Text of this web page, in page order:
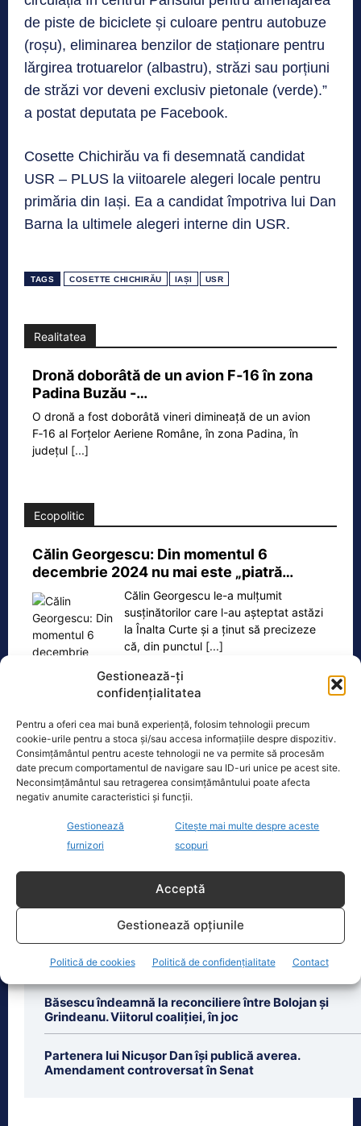
Gestionează-ți
confidențialitatea
Pentru a oferi cea mai bună experiență, folosim tehnologii precum
cookie-urile pentru a stoca și/sau accesa informațiile despre dispozitiv.
Consimțământul pentru aceste tehnologii ne va permite să procesăm
date precum comportamentul de navigare sau ID-uri unice pe acest site.
Neconsimțământul sau retragerea consimțământului poate afecta
negativ anumite caracteristici și funcții.
Gestionează
furnizori
Citește mai multe despre aceste
scopuri
Acceptă
Gestionează opțiunile
Politică de cookies Politică de confidențialitate Contact
de piste de biciclete și culoare pentru autobuze
(roșu), eliminarea benzilor de staționare pentru
lărgirea trotuarelor (albastru), străzi sau porțiuni
de străzi vor deveni exclusiv pietonale (verde).”
a postat deputata pe Facebook.
Cosette Chichirău va fi desemnată candidat
USR – PLUS la viitoarele alegeri locale pentru
primăria din Iași. Ea a candidat împotriva lui Dan
Barna la ultimele alegeri interne din USR.
TAGS COSETTE CHICHIRĂU IAȘI USR
Realitatea
Dronă doborâtă de un avion F‑16 în zona
Padina Buzău -…
O dronă a fost doborâtă vineri dimineață de un avion
F‑16 al Forțelor Aeriene Române, în zona Padina, în
județul [...]
Ecopolitic
Călin Georgescu: Din momentul 6
decembrie 2024 nu mai este „piatră…
Călin Georgescu le-a mulțumit
susținătorilor care l-au așteptat astăzi
la Înalta Curte și a ținut să precizeze
că, din punctul [...]
Oficiul de Știri
Eclipsa de soare, 12 august 2026. Orașele din România
unde va…
este unul dintre cele mai importante
evenimente astronomice ale anului,
Ultimele știri
Băsescu îndeamnă la reconciliere între Bolojan și
Grindeanu. Viitorul coaliției, în joc
Partenera lui Nicușor Dan își publică averea.
Amendament controversat în Senat